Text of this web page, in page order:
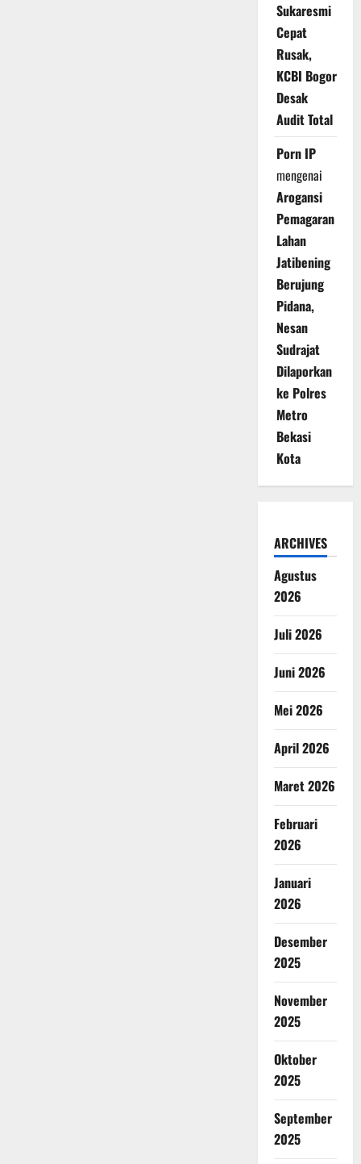
Sukaresmi
Cepat
Rusak,
KCBI Bogor
Desak
Audit Total
Porn IP
mengenai
Arogansi
Pemagaran
Lahan
Jatibening
Berujung
Pidana,
Nesan
Sudrajat
Dilaporkan
ke Polres
Metro
Bekasi
Kota
ARCHIVES
Agustus
2026
Juli 2026
Juni 2026
Mei 2026
April 2026
Maret 2026
Februari
2026
Januari
2026
Desember
2025
November
2025
Oktober
2025
September
2025